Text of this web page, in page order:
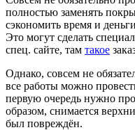
полностью заменять
сэкономить время и
Это могут сделать
спец. сайте, там такое
Однако, совсем не
все работы можно
первую очередь нужно
образом, снимается
был повреждён.